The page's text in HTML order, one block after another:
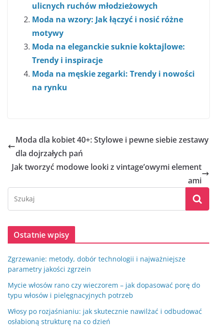
ulicnych ruchów młodzieżowych
Moda na wzory: Jak łączyć i nosić różne
motywy
Moda na eleganckie suknie koktajlowe:
Trendy i inspiracje
Moda na męskie zegarki: Trendy i nowości
na rynku
Moda dla kobiet 40+: Stylowe i pewne siebie zestawy
dla dojrzałych pań
Jak tworzyć modowe looki z vintage’owymi element
ami
Ostatnie wpisy
Zgrzewanie: metody, dobór technologii i najważniejsze
parametry jakości zgrzein
Mycie włosów rano czy wieczorem – jak dopasować porę do
typu włosów i pielęgnacyjnych potrzeb
Włosy po rozjaśnianiu: jak skutecznie nawilżać i odbudować
osłabioną strukturę na co dzień